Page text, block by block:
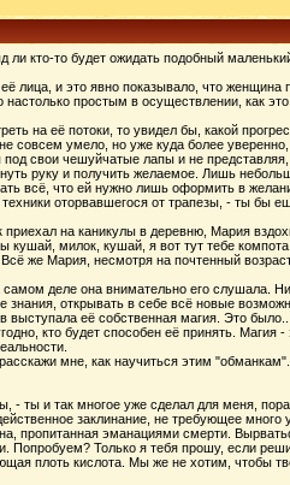
кто-то будет ожидать подобный
лица, и это явно показывало, что
простым в осуществлении, как это
на её потоки, то увидел бы, какой
совсем умело, но уже куда более
свои чешуйчатые лапы и не
руку и получить желаемое. Лишь
всё, что ей нужно лишь оформить в
оторвавшегося от трапезы, - ты бы
на каникулы в деревню, Мария
милок, кушай, я вот тут тебе
же Мария, несмотря на почтенный
деле она внимательно его слушала.
открывать в себе всё новые
выступала её собственная магия. Это
кто будет способен её принять. Магия
мне, как научиться этим
- ты и так многое уже сделал для меня,
заклинание, не требующее много
пропитанная эманациями смерти.
Попробуем? Только я тебя прошу, если
плоть кислота. Мы же не хотим, чтобы